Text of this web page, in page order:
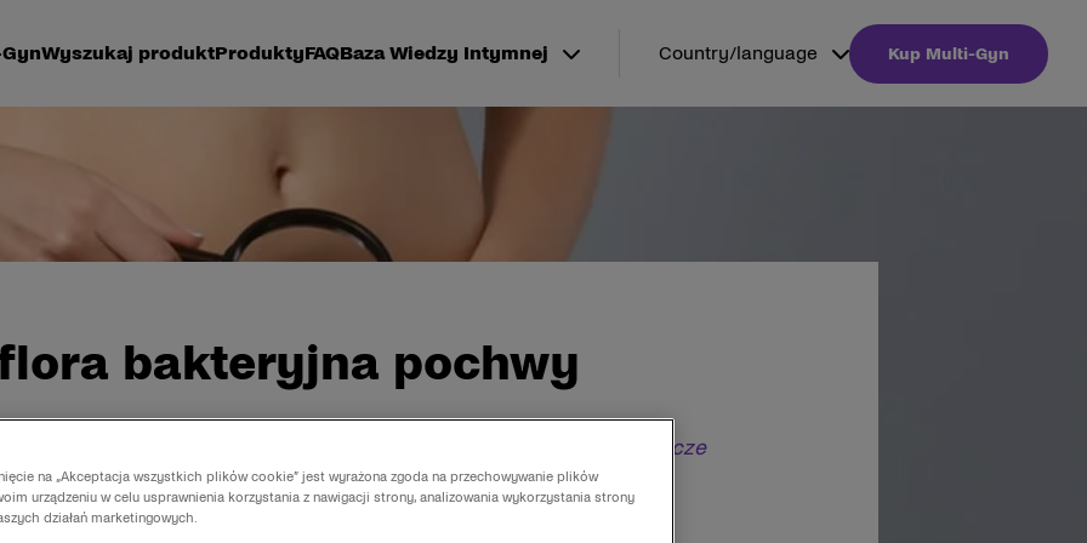
Wyszukaj produktProduktyFAQBaza Wiedzy Intymnej Country/language Kup Multi-Gyn
bakteryjna pochwy
każda z nas przynajmniej raz w życiu miała bakteryjne lub grzybicze
dróg moczowych.
na „Akceptacja wszystkich plików cookie” jest wyrażona zgoda na przechowywanie plików
urządzeniu w celu usprawnienia korzystania z nawigacji strony, analizowania wykorzystania strony
działań marketingowych.